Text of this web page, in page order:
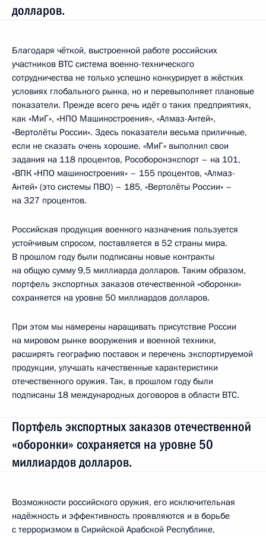
долларов.
Благодаря чёткой, выстроенной работе российских
участников ВТС система военно-технического
сотрудничества не только успешно конкурирует в жёстких
условиях глобального рынка, но и перевыполняет плановые
показатели. Прежде всего речь идёт о таких предприятиях,
как «МиГ», «НПО Машиностроения», «Алмаз-Антей»,
«Вертолёты России». Здесь показатели весьма приличные,
если не сказать очень хорошие. «МиГ» выполнил свои
задания на 118 процентов, Рособоронэкспорт – на 101,
«ВПК «НПО машиностроения» – 155 процентов, «Алмаз-
Антей» (это системы ПВО) – 185, «Вертолёты России» –
на 327 процентов.
Российская продукция военного назначения пользуется
устойчивым спросом, поставляется в 52 страны мира.
В прошлом году были подписаны новые контракты
на общую сумму 9,5 миллиарда долларов. Таким образом,
портфель экспортных заказов отечественной «оборонки»
сохраняется на уровне 50 миллиардов долларов.
При этом мы намерены наращивать присутствие России
на мировом рынке вооружения и военной техники,
расширять географию поставок и перечень экспортируемой
продукции, улучшать качественные характеристики
отечественного оружия. Так, в прошлом году были
подписаны 18 международных договоров в области ВТС.
Портфель экспортных заказов отечественной
«оборонки» сохраняется на уровне 50
миллиардов долларов.
Возможности российского оружия, его исключительная
надёжность и эффективность проявляются и в борьбе
с терроризмом в Сирийской Арабской Республике,